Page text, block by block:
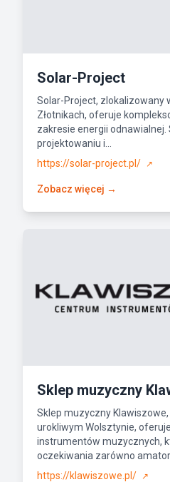
Solar-Project
Solar-Project, zlokalizowany
Złotnikach, oferuje
zakresie energii odnawialnej.
projektowaniu i...
https://solar-project.pl/
↗
Zobacz więcej →
Sklep muzyczny
Sklep muzyczny
urokliwym Wolsztynie,
instrumentów muzycznych,
oczekiwania zarówno
https://klawiszowe.pl/
↗